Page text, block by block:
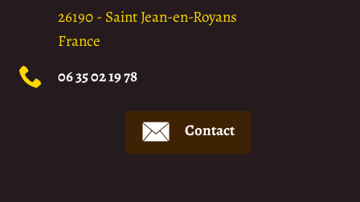
26190- Saint Jean-en-Royans
France
06 35 02 19 78
Contact